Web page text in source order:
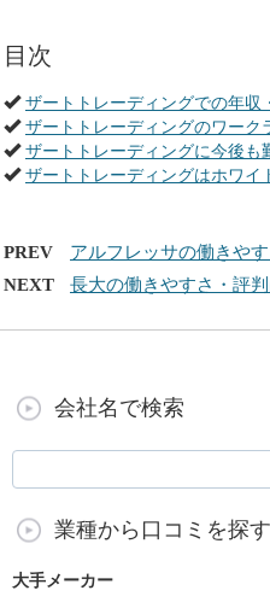
目次
ザートトレーディングでの年収
ザートトレーディングのワーク
ザートトレーディングに今後も
ザートトレーディングはホワイ
PREV
アルフレッサの働きや
NEXT
長大の働きやすさ・評判
会社名で検索
業種から口コミを探す
大手メーカー